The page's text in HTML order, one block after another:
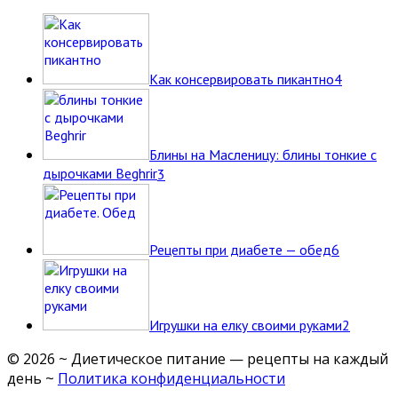
Как консервировать пикантно4
Блины на Масленицу: блины тонкие с
дырочками Beghrir3
Рецепты при диабете — обед6
Игрушки на елку своими руками2
© 2026 ~ Диетическое питание — рецепты на каждый
день ~ Политика конфиденциальности